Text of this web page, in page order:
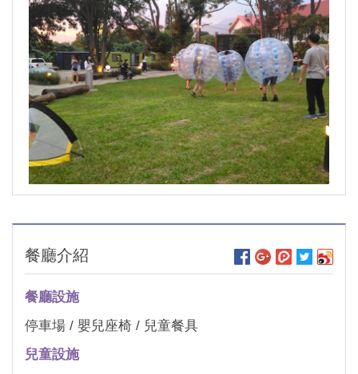
餐廳介紹
餐廳設施
停車場 / 嬰兒座椅 / 兒童餐具
兒童設施